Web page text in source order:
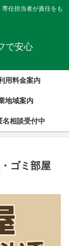
任担当者が責任をも
で安心
用料金案内
地域案内
名相談受付中
ゴミ部屋